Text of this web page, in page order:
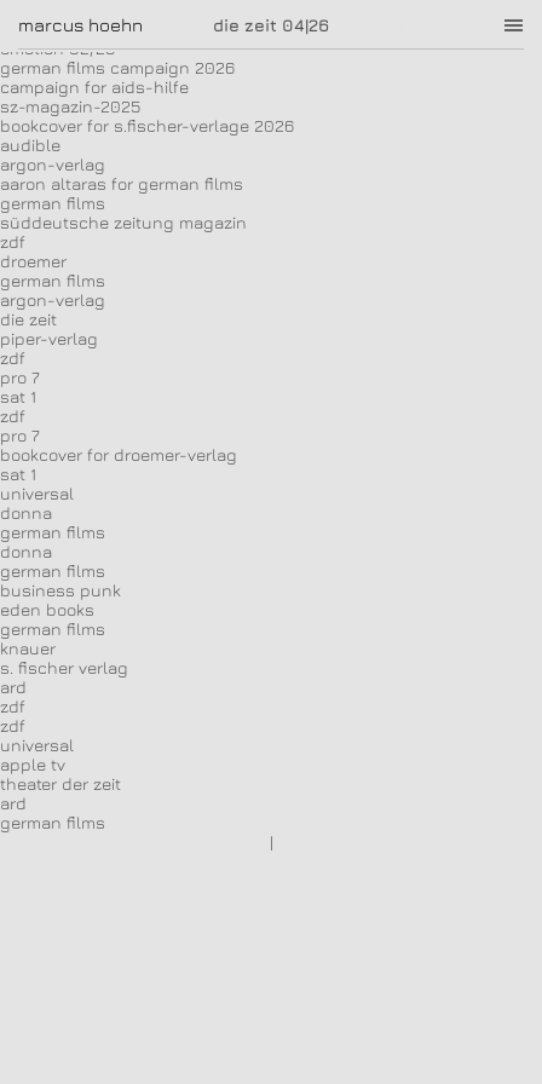
die zeit 04|26
marcus hoehn marcus hoehn
zeit-magazin 06/2026
emotion 02/26
german films campaign 2026
campaign for aids-hilfe
sz-magazin-2025
bookcover for s.fischer-verlage 2026
audible
argon-verlag
aaron altaras for german films
german films
süddeutsche zeitung magazin
zdf
droemer
german films
argon-verlag
die zeit
piper-verlag
zdf
pro 7
sat 1
zdf
pro 7
bookcover for droemer-verlag
sat 1
universal
donna
german films
donna
german films
business punk
eden books
german films
knauer
s. fischer verlag
ard
zdf
zdf
universal
apple tv
theater der zeit
ard
german films
|